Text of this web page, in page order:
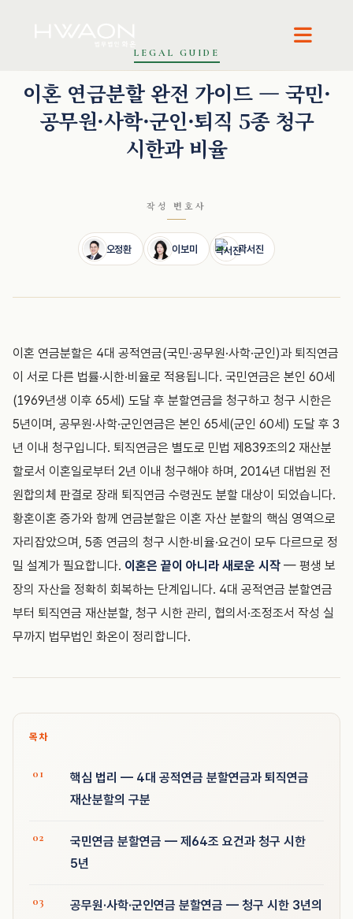
오정환 · 대표변호사 이보미 · 파트너변호사 곽서진 · 변호사
LEGAL GUIDE
이혼 연금분할 완전 가이드 — 국민·
공무원·사학·군인·퇴직 5종 청구
시한과 비율
작성 변호사
오정환 이보미 곽서진
이혼 연금분할은 4대 공적연금(국민·공무원·사학·군인)과 퇴직연금
이 서로 다른 법률·시한·비율로 적용됩니다. 국민연금은 본인 60세
(1969년생 이후 65세) 도달 후 분할연금을 청구하고 청구 시한은
5년이며, 공무원·사학·군인연금은 본인 65세(군인 60세) 도달 후 3
년 이내 청구입니다. 퇴직연금은 별도로 민법 제839조의2 재산분
할로서 이혼일로부터 2년 이내 청구해야 하며, 2014년 대법원 전
원합의체 판결로 장래 퇴직연금 수령권도 분할 대상이 되었습니다.
황혼이혼 증가와 함께 연금분할은 이혼 자산 분할의 핵심 영역으로
자리잡았으며, 5종 연금의 청구 시한·비율·요건이 모두 다르므로 정
밀 설계가 필요합니다. 이혼은 끝이 아니라 새로운 시작 — 평생 보
장의 자산을 정확히 회복하는 단계입니다. 4대 공적연금 분할연금
부터 퇴직연금 재산분할, 청구 시한 관리, 협의서·조정조서 작성 실
무까지 법무법인 화온이 정리합니다.
목차
핵심 법리 — 4대 공적연금 분할연금과 퇴직연금
재산분할의 구분
국민연금 분할연금 — 제64조 요건과 청구 시한
5년
공무원·사학·군인연금 분할연금 — 청구 시한 3년의